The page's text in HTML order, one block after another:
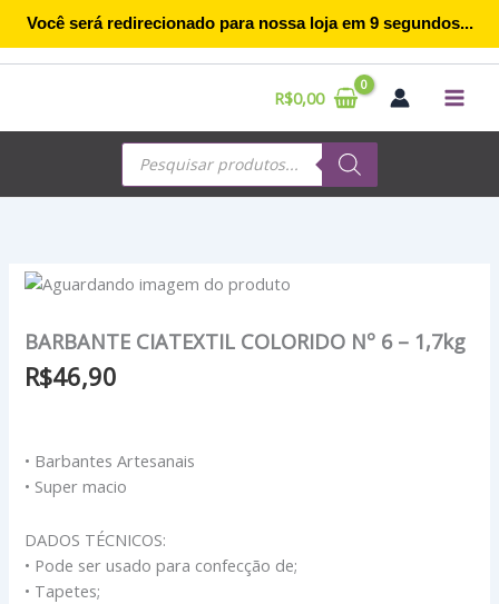
o
R$0,00
Pesquisar
produtos
BARBANTE CIATEXTIL COLORIDO Nº 6 – 1,7kg
R$46,90
• Barbantes Artesanais
• Super macio
DADOS TÉCNICOS:
• Pode ser usado para confecção de;
• Tapetes;
Você será redirecionado para nossa loja em 8segundos...